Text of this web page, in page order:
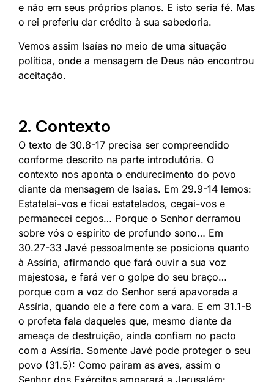
e não em seus próprios planos. E isto seria fé. Mas
o rei preferiu dar crédito à sua sabedoria.
Vemos assim Isaías no meio de uma situação
política, onde a mensagem de Deus não encontrou
aceitação.
2. Contexto
O texto de 30.8-17 precisa ser compreendido
conforme descrito na parte introdutória. O
contexto nos aponta o endurecimento do povo
diante da mensagem de Isaías. Em 29.9-14 lemos:
Estatelai-vos e ficai estatelados, cegai-vos e
permanecei cegos… Porque o Senhor derramou
sobre vós o espírito de profundo sono… Em
30.27-33 Javé pessoalmente se posiciona quanto
à Assíria, afirmando que fará ouvir a sua voz
majestosa, e fará ver o golpe do seu braço…
porque com a voz do Senhor será apavorada a
Assíria, quando ele a fere com a vara. E em 31.1-8
o profeta fala daqueles que, mesmo diante da
ameaça de destruição, ainda confiam no pacto
com a Assíria. Somente Javé pode proteger o seu
povo (31.5): Como pairam as aves, assim o
Senhor dos Exércitos amparará a Jerusalém: